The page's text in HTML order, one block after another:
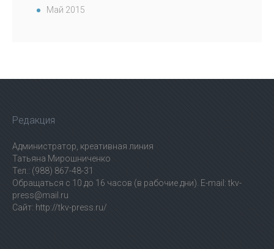
Май 2015
Редакция
Администратор, креативная линия
Татьяна Мирошниченко
Тел.: (988) 867-48-31
Обращаться с 10 до 16 часов (в рабочие дни). E-mail: tkv-
press@mail.ru
Сайт: http://tkv-press.ru/